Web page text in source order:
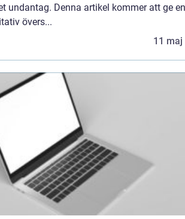
undantag. Denna artikel kommer att ge en
övers...
11 maj